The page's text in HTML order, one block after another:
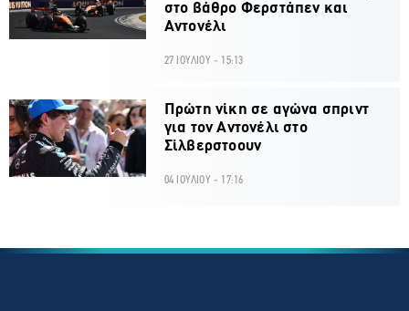
στο βάθρο Φερστάπεν και
Αντονέλι
27 ΙΟΥΛΙΟΥ - 15:13
Πρώτη νίκη σε αγώνα σπριντ
για τον Αντονέλι στο
Σίλβερστοουν
04 ΙΟΥΛΙΟΥ - 17:16